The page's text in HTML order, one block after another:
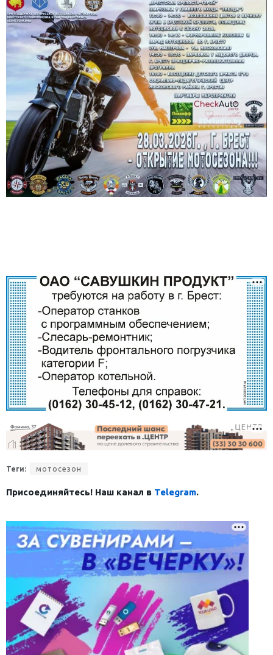
Теги: мотосезон
Присоединяйтесь! Наш канал в Telegram.